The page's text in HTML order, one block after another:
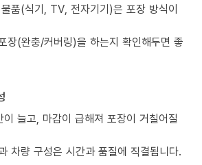
품(식기, TV, 전자기기)은 포장 방식이
장(완충/커버링)을 하는지 확인해두면 좋
늘고, 마감이 급해져 포장이 거칠어질
차량 구성은 시간과 품질에 직결됩니다.